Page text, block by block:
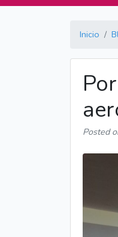
Inicio
Posted